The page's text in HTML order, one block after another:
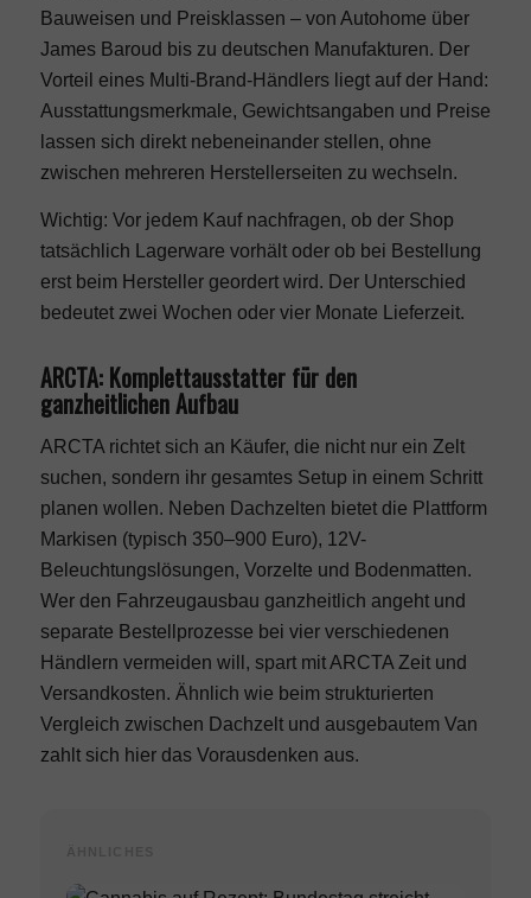
Bauweisen und Preisklassen – von Autohome über
James Baroud bis zu deutschen Manufakturen. Der
Vorteil eines Multi-Brand-Händlers liegt auf der Hand:
Ausstattungsmerkmale, Gewichtsangaben und Preise
lassen sich direkt nebeneinander stellen, ohne
zwischen mehreren Herstellerseiten zu wechseln.
Wichtig: Vor jedem Kauf nachfragen, ob der Shop
tatsächlich Lagerware vorhält oder ob bei Bestellung
erst beim Hersteller geordert wird. Der Unterschied
bedeutet zwei Wochen oder vier Monate Lieferzeit.
ARCTA: Komplettausstatter für den
ganzheitlichen Aufbau
ARCTA richtet sich an Käufer, die nicht nur ein Zelt
suchen, sondern ihr gesamtes Setup in einem Schritt
planen wollen. Neben Dachzelten bietet die Plattform
Markisen (typisch 350–900 Euro), 12V-
Beleuchtungslösungen, Vorzelte und Bodenmatten.
Wer den Fahrzeugausbau ganzheitlich angeht und
separate Bestellprozesse bei vier verschiedenen
Händlern vermeiden will, spart mit ARCTA Zeit und
Versandkosten. Ähnlich wie beim strukturierten
Vergleich zwischen Dachzelt und ausgebautem Van
zahlt sich hier das Vorausdenken aus.